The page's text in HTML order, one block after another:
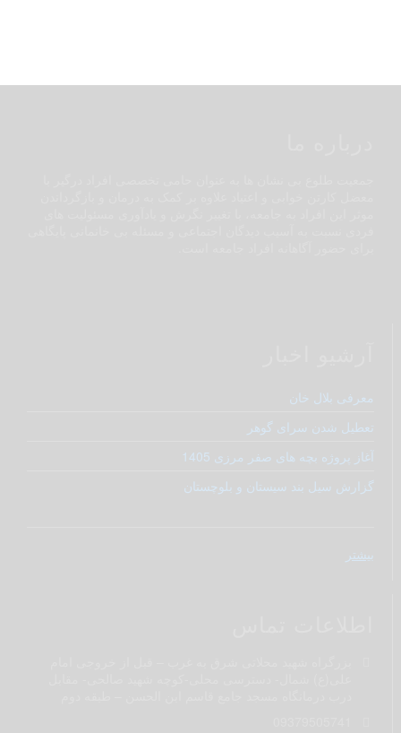
معرفی بلال خان
تعطیل شدن سرای گوهر
آغاز پروژه بچه های صفر مرزی 1405
گزارش سیل بند سیستان و بلوچستان
بیشتر